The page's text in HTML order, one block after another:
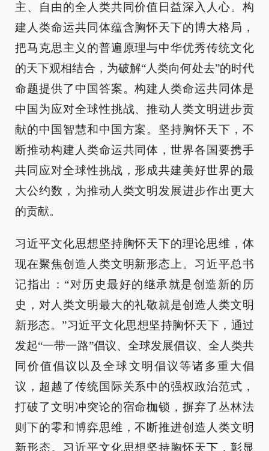
主、自由的全人类共同价值日益深入人心。构
建人类命运共同体蕴含胸怀天下的博大格局，
把马克思主义的普遍原理与中华优秀传统文化
的天下观相结合，为破解“人类向何处去”的时代
命题提供了中国答案。构建人类命运共同体是
中国为应对全球性挑战、推动人类文明进步贡
献的中国智慧和中国方案。坚持胸怀天下，不
断推动构建人类命运共同体，世界各国要携手
共同应对全球性挑战，形成共建美好世界的最
大公约数，为推动人类文明发展进步作出更大
的贡献。
习近平文化思想坚持胸怀天下的理论思维，体
现在聚焦创造人类文明新形态上。习近平总书
记指出：“对历史最好的继承就是创造新的历
史，对人类文明最大的礼敬就是创造人类文明
新形态。”习近平文化思想坚持胸怀天下，通过
发起“一带一路”倡议、全球发展倡议、全人类共
同价值倡议以及全球文明倡议等诸多重大倡
议，超越了传统国际关系中的强权政治范式，
打破了文明冲突论的宿命枷锁，摒弃了丛林法
则下的零和博弈思维，不断推进创造人类文明
新形态。习近平文化思想坚持胸怀天下，彰显